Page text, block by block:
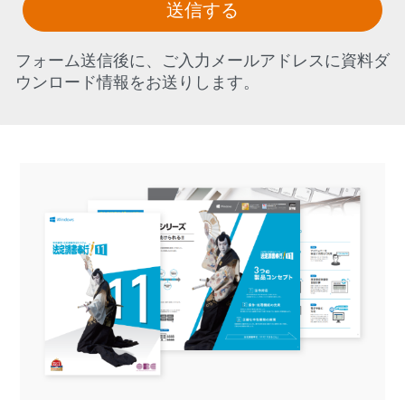
送信する
フォーム送信後に、ご入力メールアドレスに資料ダ
ウンロード情報をお送りします。